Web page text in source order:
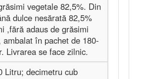
vegetale 82,5%. Din
dulce nesărată 82,5%
,fără adaus de grăsimi
ambalat în pachet de 180-
Livrarea se face zilnic.
Litru; decimetru cub